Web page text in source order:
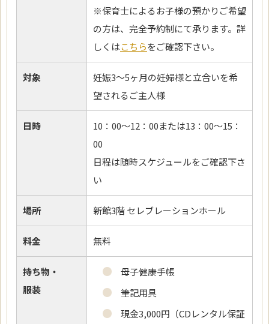
※保育士によるお子様の預かりご希望
の方は、完全予約制にて承ります。詳
しくはこちらをご確認下さい。
対象
妊娠3～5ヶ月の妊婦様と立合いを希
望されるご主人様
日時
10：00～12：00または13：00～15：
00
日程は随時スケジュールをご確認下さ
い
場所 新館3階 セレブレーションホール
料金 無料
持ち物・
服装
母子健康手帳
筆記用具
現金3,000円（CDレンタル保証